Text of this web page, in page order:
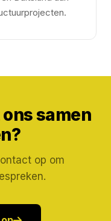
samen
op om